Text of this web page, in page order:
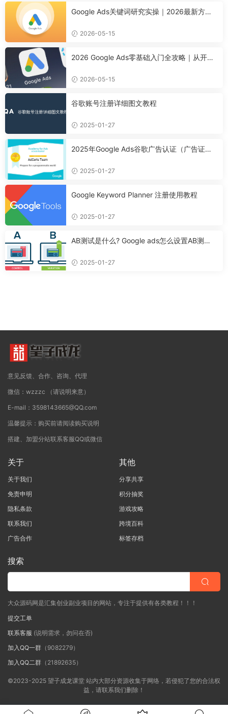
Google Ads关键词研究实操｜2026最新方
2026-05-15
2026 Google Ads零基础入门全攻略｜从开户
2026-05-15
谷歌账号注册详细图文教程
2025-01-27
2025年Google Ads谷歌广告认证（广告证
2025-01-27
Google Keyword Planner 注册使用教程
2025-01-27
AB测试是什么? Google ads怎么设置AB测
2025-01-27
意见反馈、合作、咨询、代理
微信：wzzzc （请说明来意）
E-mail：3598143665@QQ.com
温馨提示：购买前请阅读购买说明
搭建、加盟分站联系客服QQ或微信
关于
关于我们
免责申明
隐私条款
联系我们
广告合作
其他
分享共享
积分抽奖
游戏攻略
跨境百科
标签存档
搜索
大众源码网是汇集创业副业项目的网站，专注于提供有各类教程！！！
提交工单
联系客服 (说明需求，勿问在否)
加入QQ一群 （9082279）
加入QQ二群 （21892635）
©2023-2025 望子成龙课堂 站内大部分资源收集于网络，若侵犯了您的合法权
益，请联系我们删除！